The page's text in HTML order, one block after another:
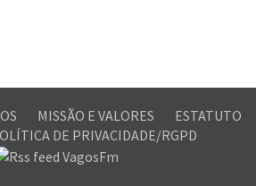
MISSÃO E VALORES
ESTATUTO
DE PRIVACIDADE/RGPD